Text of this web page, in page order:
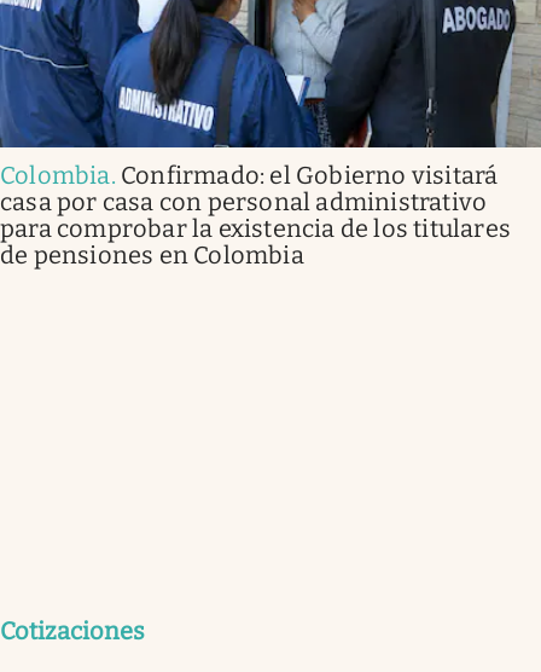
Colombia. Confirmado: el Gobierno visitará
casa por casa con personal administrativo
para comprobar la existencia de los titulares
de pensiones en Colombia
Cotizaciones